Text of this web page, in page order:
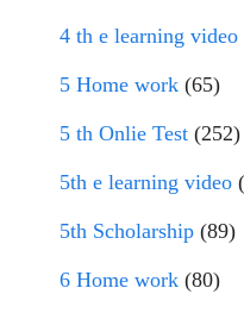
4 th e learning video
5 Home work (65)
5 th Onlie Test (252)
5th e learning video
5th Scholarship (89)
6 Home work (80)